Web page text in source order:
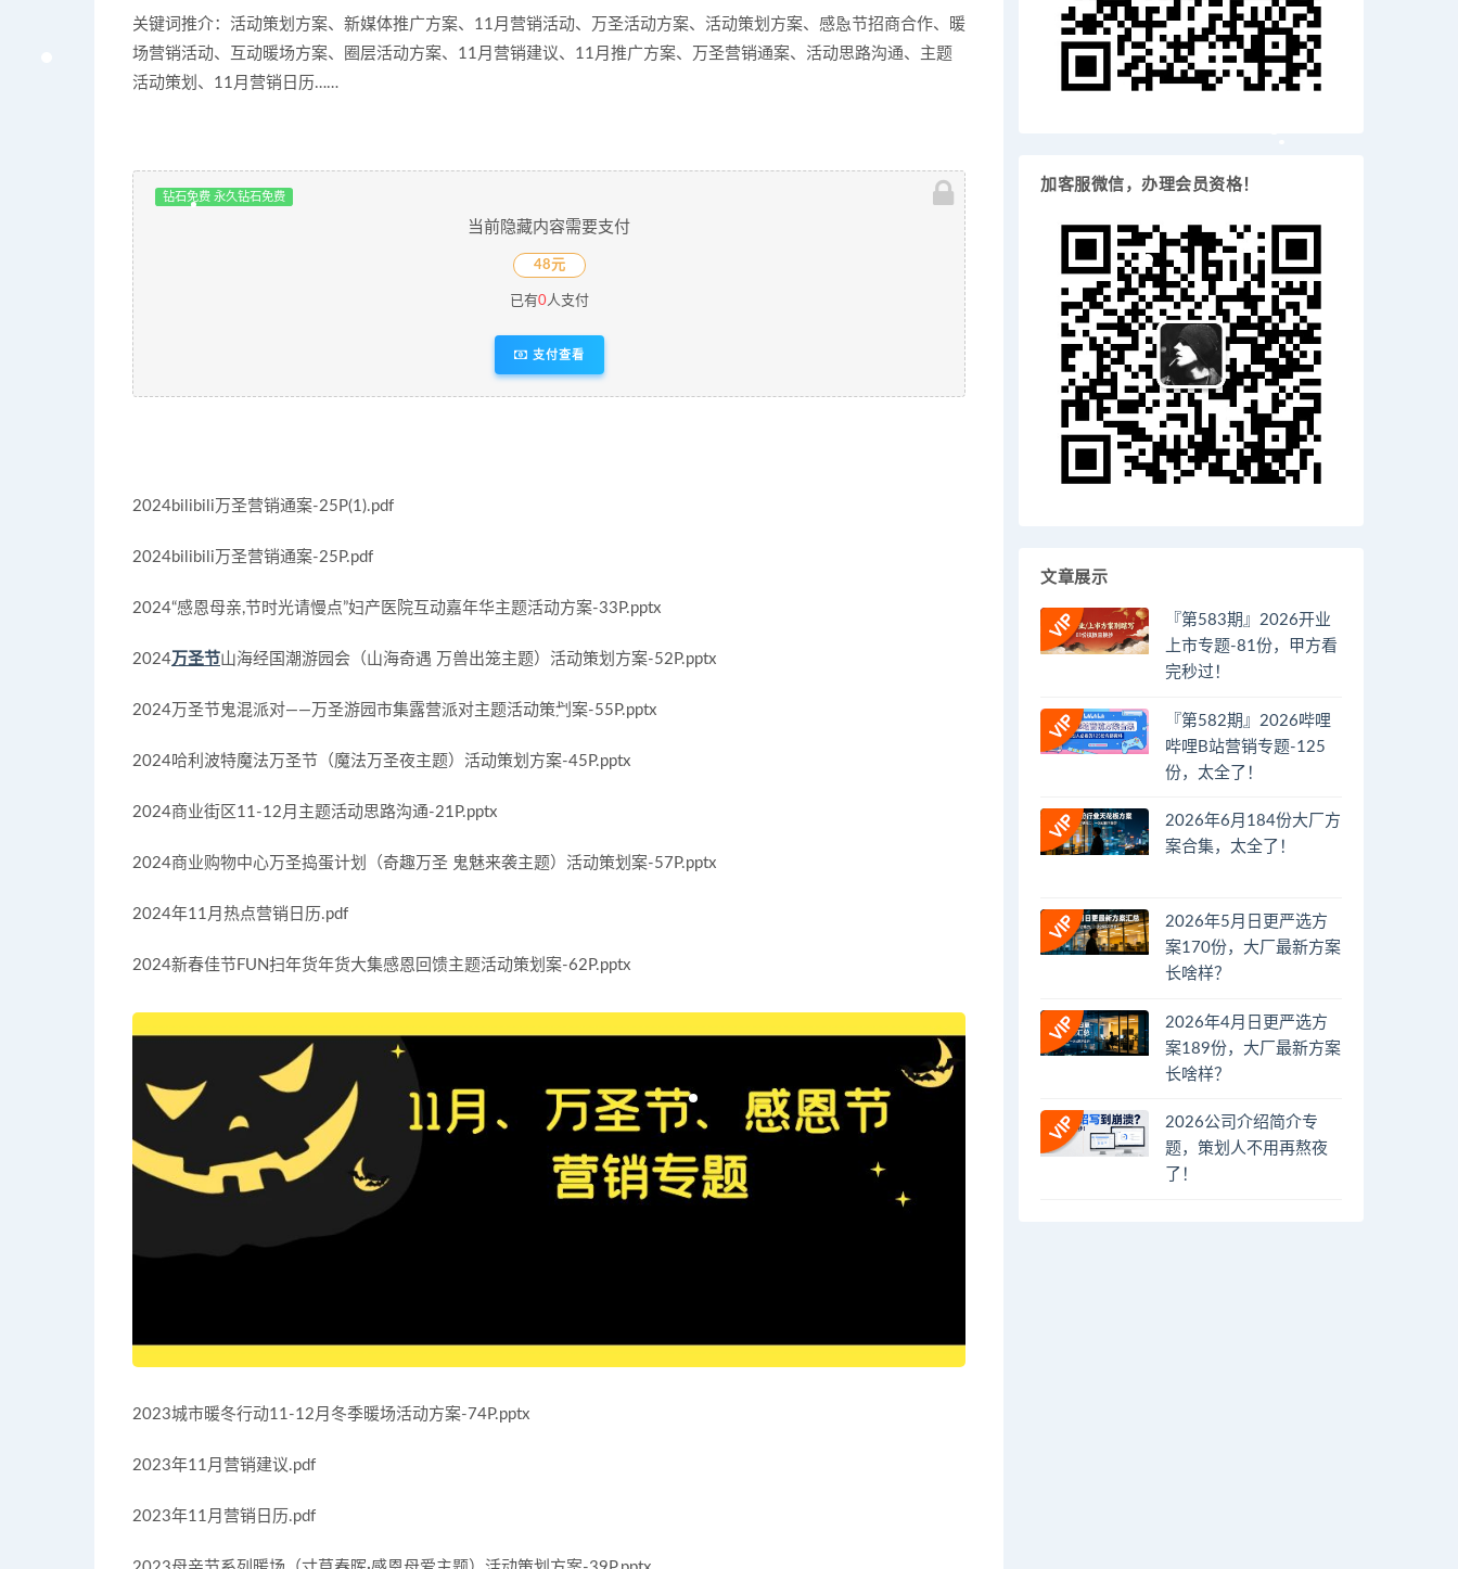
关键词推介： 活动策划方案、新媒体推广方案、11月营销活动、万圣活动方案、活动策划方案、感恩节招商合作、暖
场营销活动、互动暖场方案、圈层活动方案、11月营销建议、11月推广方案、万圣营销通案、活动思路沟通、主题
活动策划、11月营销日历……
钻石免费 永久钻石免费
当前隐藏内容需要支付
48元
已有0人支付
支付查看
2024bilibili万圣营销通案-25P(1).pdf
2024bilibili万圣营销通案-25P.pdf
2024“感恩母亲,节时光请慢点”妇产医院互动嘉年华主题活动方案-33P.pptx
2024万圣节山海经国潮游园会（山海奇遇 万兽出笼主题）活动策划方案-52P.pptx
2024万圣节鬼混派对——万圣游园市集露营派对主题活动策划案-55P.pptx
2024哈利波特魔法万圣节（魔法万圣夜主题）活动策划方案-45P.pptx
2024商业街区11-12月主题活动思路沟通-21P.pptx
2024商业购物中心万圣捣蛋计划（奇趣万圣 鬼魅来袭主题）活动策划案-57P.pptx
2024年11月热点营销日历.pdf
2024新春佳节FUN扫年货年货大集感恩回馈主题活动策划案-62P.pptx
2023城市暖冬行动11-12月冬季暖场活动方案-74P.pptx
2023年11月营销建议.pdf
2023年11月营销日历.pdf
加客服微信，办理会员资格！
文章展示
『第583期』2026开业
上市专题-81份，甲方看
完秒过！
『第582期』2026哔哩
哔哩B站营销专题-125
份，太全了！
2026年6月184份大厂方
案合集，太全了！
2026年5月日更严选方
案170份，大厂最新方案
长啥样？
2026年4月日更严选方
案189份，大厂最新方案
长啥样？
2026公司介绍简介专
题，策划人不用再熬夜
了！